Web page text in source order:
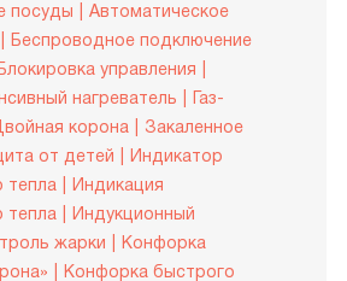
посуды
Автоматическое
Беспроводное подключение
Блокировка управления
нагреватель
Газ-
корона
Закаленное
от детей
Индикатор
тепла
Индикация
тепла
Индукционный
жарки
Конфорка
Конфорка быстрого